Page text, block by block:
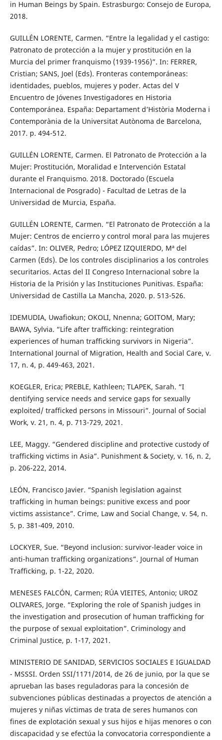
in Human Beings by Spain. Estrasburgo: Consejo de Europa,
2018.
GUILLÉN LORENTE, Carmen. “Entre la legalidad y el castigo:
Patronato de protección a la mujer y prostitución en la
Murcia del primer franquismo (1939-1956)”. In: FERRER,
Cristian; SANS, Joel (Eds). Fronteras contemporáneas:
identidades, pueblos, mujeres y poder. Actas del V
Encuentro de Jóvenes Investigadores en Historia
Contemporánea. España: Departament d’Història Moderna i
Contemporània de la Universitat Autònoma de Barcelona,
2017. p. 494-512.
GUILLÉN LORENTE, Carmen. El Patronato de Protección a la
Mujer: Prostitución, Moralidad e Intervención Estatal
durante el Franquismo. 2018. Doctorado (Escuela
Internacional de Posgrado) - Facultad de Letras de la
Universidad de Murcia, España.
GUILLÉN LORENTE, Carmen. “El Patronato de Protección a la
Mujer: Centros de encierro y control moral para las mujeres
caídas”. In: OLIVER, Pedro; LÓPEZ IZQUIERDO, Mª del
Carmen (Eds). De los controles disciplinarios a los controles
securitarios. Actas del II Congreso Internacional sobre la
Historia de la Prisión y las Instituciones Punitivas. España:
Universidad de Castilla La Mancha, 2020. p. 513-526.
IDEMUDIA, Uwafiokun; OKOLI, Nnenna; GOITOM, Mary;
BAWA, Sylvia. “Life after trafficking: reintegration
experiences of human trafficking survivors in Nigeria”.
International Journal of Migration, Health and Social Care, v.
17, n. 4, p. 449-463, 2021.
KOEGLER, Erica; PREBLE, Kathleen; TLAPEK, Sarah. “I
dentifying service needs and service gaps for sexually
exploited/ trafficked persons in Missouri”. Journal of Social
Work, v. 21, n. 4, p. 713-729, 2021.
LEE, Maggy. “Gendered discipline and protective custody of
trafficking victims in Asia”. Punishment & Society, v. 16, n. 2,
p. 206-222, 2014.
LEÓN, Francisco Javier. “Spanish legislation against
trafficking in human beings: punitive excess and poor
victims assistance”. Crime, Law and Social Change, v. 54, n.
5, p. 381-409, 2010.
LOCKYER, Sue. “Beyond inclusion: survivor-leader voice in
anti-human trafficking organizations”. Journal of Human
Trafficking, p. 1-22, 2020.
MENESES FALCÓN, Carmen; RÚA VIEITES, Antonio; UROZ
OLIVARES, Jorge. “Exploring the role of Spanish judges in
the investigation and prosecution of human trafficking for
the purpose of sexual exploitation”. Criminology and
Criminal Justice, p. 1-17, 2021.
MINISTERIO DE SANIDAD, SERVICIOS SOCIALES E IGUALDAD
- MSSSI. Orden SSI/1171/2014, de 26 de junio, por la que se
aprueban las bases reguladoras para la concesión de
subvenciones públicas destinadas a proyectos de atención a
mujeres y niñas víctimas de trata de seres humanos con
fines de explotación sexual y sus hijos e hijas menores o con
discapacidad y se efectúa la convocatoria correspondiente a